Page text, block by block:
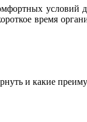
время
и какие